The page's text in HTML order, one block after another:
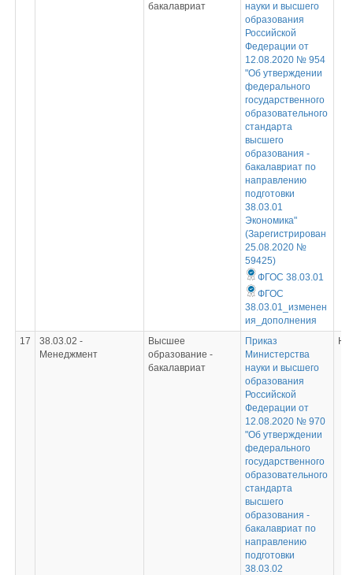
бакалавриат
науки и высшего
образования
Российской
Федерации от
12.08.2020 № 954
"Об утверждении
федерального
государственного
образовательного
стандарта
высшего
образования -
бакалавриат по
направлению
подготовки
38.03.01
Экономика"
(Зарегистрирован
25.08.2020 №
59425)
ФГОС 38.03.01
ФГОС
38.03.01_изменен
ия_дополнения
17
38.03.02 -
Менеджмент
Высшее
образование -
бакалавриат
Приказ
Министерства
науки и высшего
образования
Российской
Федерации от
12.08.2020 № 970
"Об утверждении
федерального
государственного
образовательного
стандарта
высшего
образования -
бакалавриат по
направлению
подготовки
38.03.02
Не